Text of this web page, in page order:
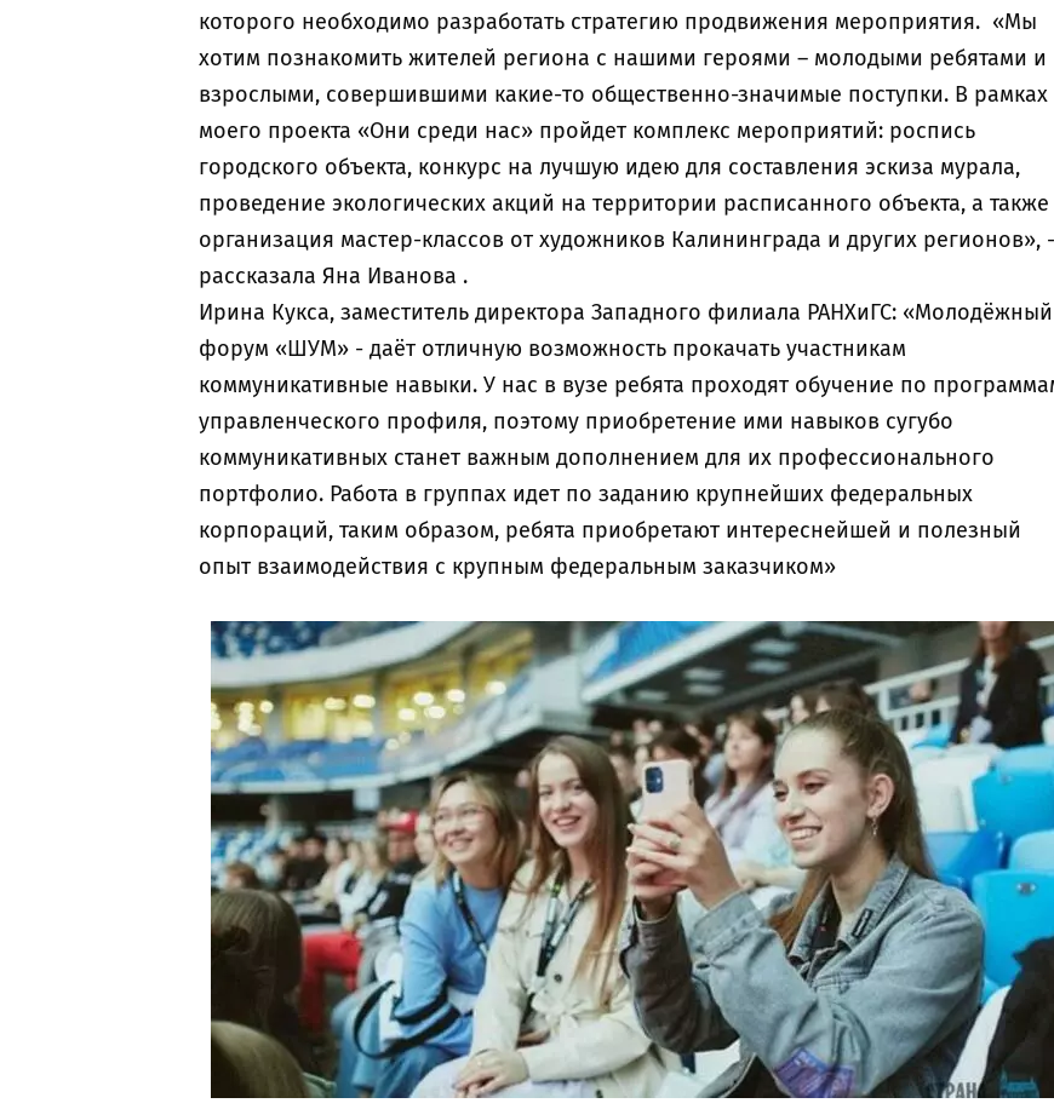
которого необходимо разработать стратегию продвижения мероприятия. «Мы
хотим познакомить жителей региона с нашими героями – молодыми ребятами и
взрослыми, совершившими какие-то общественно-значимые поступки. В рамках
моего проекта «Они среди нас» пройдет комплекс мероприятий: роспись
городского объекта, конкурс на лучшую идею для составления эскиза мурала,
проведение экологических акций на территории расписанного объекта, а также
организация мастер-классов от художников Калининграда и других регионов», -
рассказала Яна Иванова .
Ирина Кукса, заместитель директора Западного филиала РАНХиГС: «Молодёжный
форум «ШУМ» - даёт отличную возможность прокачать участникам
коммуникативные навыки. У нас в вузе ребята проходят обучение по
управленческого профиля, поэтому приобретение ими навыков сугубо
коммуникативных станет важным дополнением для их профессионального
портфолио. Работа в группах идет по заданию крупнейших федеральных
корпораций, таким образом, ребята приобретают интереснейшей и полезный
опыт взаимодействия с крупным федеральным заказчиком»